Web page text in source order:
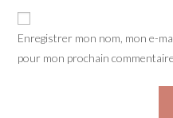
Enregistrer mon nom, mon e-
pour mon prochain